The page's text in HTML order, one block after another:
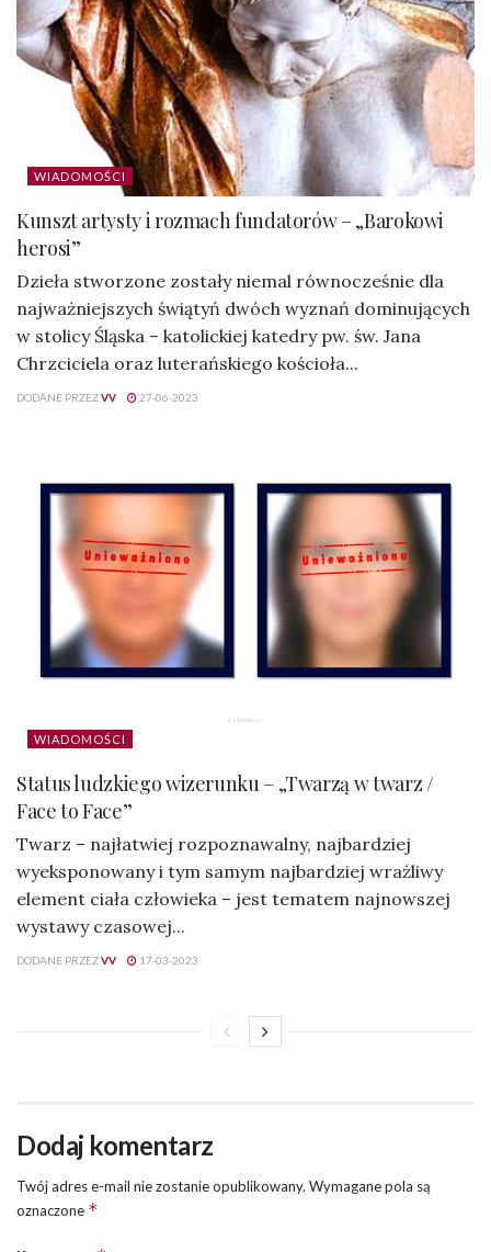
WIADOMOŚCI
Kunszt artysty i rozmach fundatorów – „Barokowi
herosi”
Dzieła stworzone zostały niemal równocześnie dla
najważniejszych świątyń dwóch wyznań dominujących
w stolicy Śląska – katolickiej katedry pw. św. Jana
Chrzciciela oraz luterańskiego kościoła...
DODANE PRZEZVV 27-06-2023
WIADOMOŚCI
Status ludzkiego wizerunku – „Twarzą w twarz /
Face to Face”
Twarz – najłatwiej rozpoznawalny, najbardziej
wyeksponowany i tym samym najbardziej wrażliwy
element ciała człowieka – jest tematem najnowszej
wystawy czasowej...
DODANE PRZEZVV 17-03-2023
Dodaj komentarz
Twój adres e-mail nie zostanie opublikowany. Wymagane pola są
oznaczone *